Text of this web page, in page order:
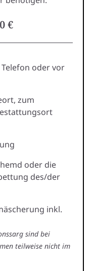
€
oder vor
zum
oder die
des/der
inkl.
sind bei
teilweise nicht im